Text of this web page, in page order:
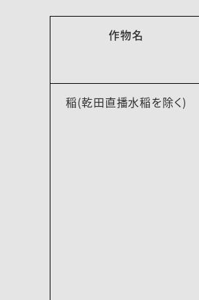
作物名
稲(乾田直播水稲を除く)